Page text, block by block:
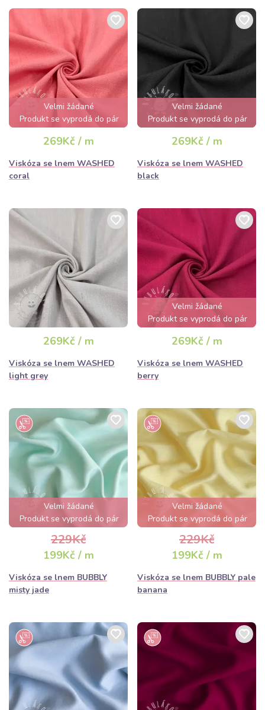
Velmi žádané
Produkt se vyprodá do pár
hodin
269Kč / m
Viskóza se lnem WASHED
coral
Velmi žádané
Produkt se vyprodá do pár
hodin
269Kč / m
Viskóza se lnem WASHED
black
269Kč / m
Viskóza se lnem WASHED
light grey
Velmi žádané
Produkt se vyprodá do pár
hodin
269Kč / m
Viskóza se lnem WASHED
berry
Velmi žádané
Produkt se vyprodá do pár
hodin
229Kč
199Kč / m
Viskóza se lnem BUBBLY
misty jade
Velmi žádané
Produkt se vyprodá do pár
hodin
229Kč
199Kč / m
Viskóza se lnem BUBBLY pale
banana